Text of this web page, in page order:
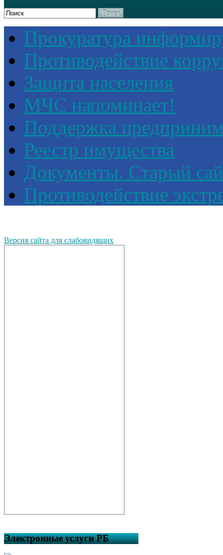
Поиск
Прокуратура
Противодействие
Защита населения
МЧС напоминает!
Поддержка
Реестр имущества
Документы. Старый
Противодействие
Версия сайта для слабовидящих
Электронные услуги РБ